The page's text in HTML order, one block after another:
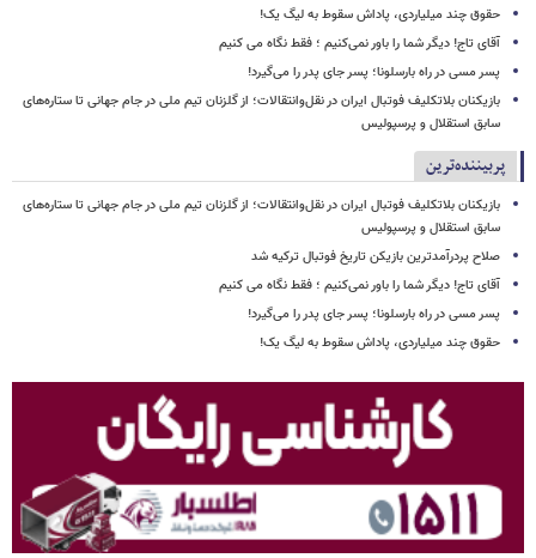
حقوق چند میلیاردی، پاداش سقوط به لیگ یک!
آقای تاج! دیگر شما را باور نمی‌کنیم ؛ فقط نگاه می کنیم
پسر مسی در راه بارسلونا؛ پسر جای پدر را می‌گیرد!
بازیکنان بلاتکلیف فوتبال ایران در نقل‌وانتقالات؛ از گلزنان تیم ملی در جام جهانی تا ستاره‌های
سابق استقلال و پرسپولیس
پربیننده‌ترین
بازیکنان بلاتکلیف فوتبال ایران در نقل‌وانتقالات؛ از گلزنان تیم ملی در جام جهانی تا ستاره‌های
سابق استقلال و پرسپولیس
صلاح پردرآمدترین بازیکن تاریخ فوتبال ترکیه شد
آقای تاج! دیگر شما را باور نمی‌کنیم ؛ فقط نگاه می کنیم
پسر مسی در راه بارسلونا؛ پسر جای پدر را می‌گیرد!
حقوق چند میلیاردی، پاداش سقوط به لیگ یک!